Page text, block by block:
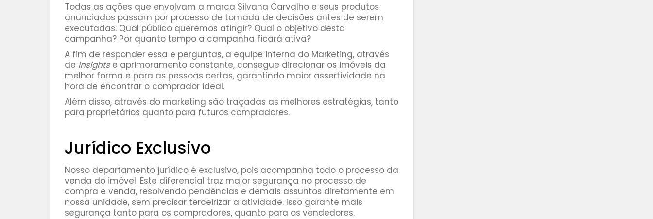
Todas as ações que envolvam a marca Silvana Carvalho e seus produtos
anunciados passam por processo de tomada de decisões antes de serem
executadas: Qual público queremos atingir? Qual o objetivo desta
campanha? Por quanto tempo a campanha ficará ativa?
A fim de responder essa e perguntas, a equipe interna do Marketing, através
de insights e aprimoramento constante, consegue direcionar os imóveis da
melhor forma e para as pessoas certas, garantindo maior assertividade na
hora de encontrar o comprador ideal.
Além disso, através do marketing são traçadas as melhores estratégias, tanto
para proprietários quanto para futuros compradores.
Jurídico Exclusivo
Nosso departamento jurídico é exclusivo, pois acompanha todo o processo da
venda do imóvel. Este diferencial traz maior segurança no processo de
compra e venda, resolvendo pendências e demais assuntos diretamente em
nossa unidade, sem precisar terceirizar a atividade. Isso garante mais
segurança tanto para os compradores, quanto para os vendedores.